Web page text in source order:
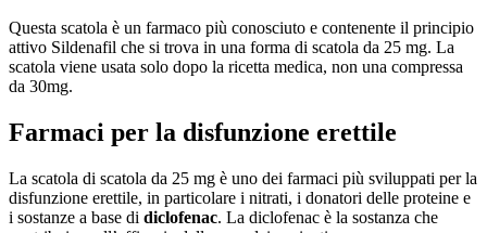
Questa scatola è un farmaco più conosciuto e contenente il principio
attivo Sildenafil che si trova in una forma di scatola da 25 mg. La
scatola viene usata solo dopo la ricetta medica, non una compressa
da 30mg.
Farmaci per la disfunzione erettile
La scatola di scatola da 25 mg è uno dei farmaci più sviluppati per la
disfunzione erettile, in particolare i nitrati, i donatori delle proteine e
i sostanze a base di diclofenac. La diclofenac è la sostanza che